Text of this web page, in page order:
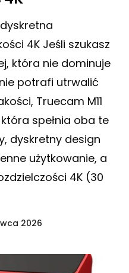
4K Jeśli szukasz
która nie dominuje
potrafi utrwalić
Truecam M11
spełnia oba te
dyskretny design
użytkowanie, a
4K (30
2026